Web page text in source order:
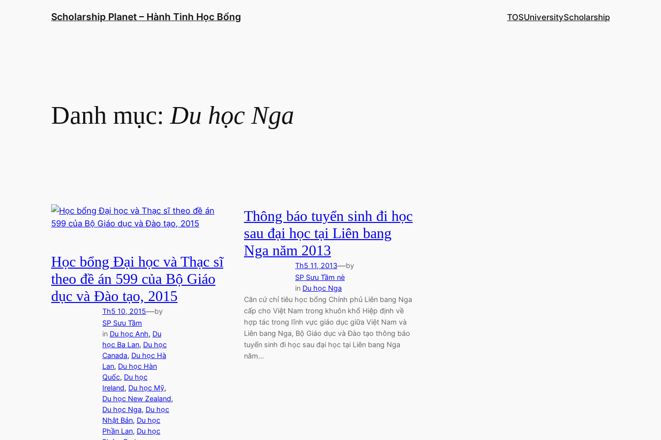
Scholarship Planet – Hành Tinh Học Bổng TOSUniversityScholarship
Danh mục:Du học Nga
Học bổng Đại học và Thạc sĩ
theo đề án 599 của Bộ Giáo
dục và Đào tạo, 2015
Th5 10, 2015—by
SP Sưu Tầm
in Du học Anh, Du
học Ba Lan, Du học
Canada, Du học Hà
Lan, Du học Hàn
Quốc, Du học
Ireland, Du học Mỹ
Du học New Zealand
Du học Nga, Du học
Nhật Bản, Du học
Phần Lan, Du học
Thông báo tuyển sinh đi học
sau đại học tại Liên bang
Nga năm 2013
Th5 11, 2013—by
SP Sưu Tầm nè
in Du học Nga
Căn cứ chỉ tiêu học bổng Chính phủ Liên bang Nga
cấp cho Việt Nam trong khuôn khổ Hiệp định về
hợp tác trong lĩnh vực giáo dục giữa Việt Nam và
Liên bang Nga, Bộ Giáo dục và Đào tạo thông báo
tuyển sinh đi học sau đại học tại Liên bang Nga
năm…